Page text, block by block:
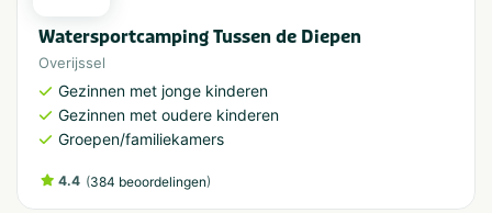
Watersportcamping Tussen de Diepen
Overijssel
Gezinnen met jonge kinderen
Gezinnen met oudere kinderen
Groepen/familiekamers
4.4 (384 beoordelingen)